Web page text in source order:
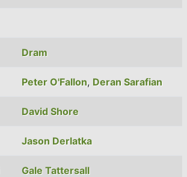
Dram
Peter O'Fallon, Deran Sarafian
David Shore
Jason Derlatka
Gale Tattersall